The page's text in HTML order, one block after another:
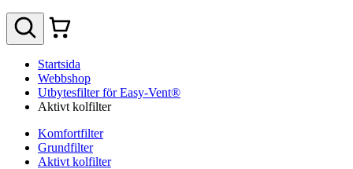
Startsida
Webbshop
Utbytesfilter för Easy-Vent®
Aktivt kolfilter
Komfortfilter
Grundfilter
Aktivt kolfilter